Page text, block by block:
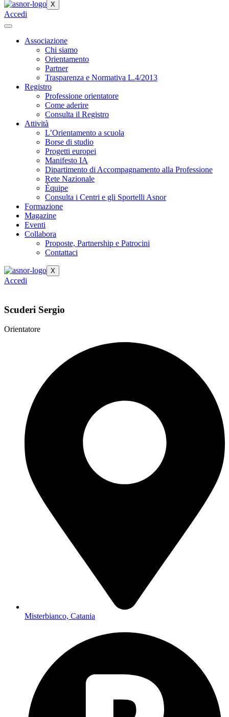
X
Accedi
Associazione
Chi siamo
Orientamento
Partner
Trasparenza e Normativa L.4/2013
Registro
Professione orientatore
Come aderire
Consulta il Registro
Attività
L’Orientamento a scuola
Borse di studio
Progetti europei
Manifesto IA
Dipartimento di Accompagnamento alla Professione
Rete Nazionale
Èquipe
Consulta i Centri e gli Sportelli Asnor
Formazione
Magazine
Eventi
Collabora
Proposte, Partnership e Patrocini
Contattaci
X
Accedi
Scuderi Sergio
Orientatore
Misterbianco, Catania